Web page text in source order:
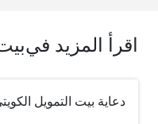
اقرأ المزيد في
دعاية بيت التمويل